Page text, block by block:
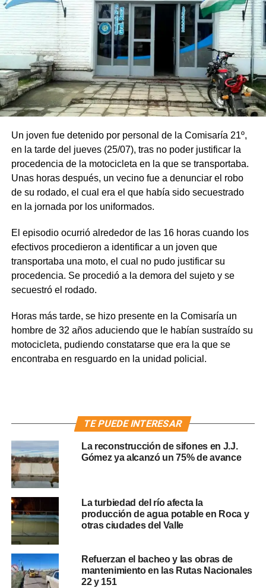
Un joven fue detenido por personal de la Comisaría 21º,
en la tarde del jueves (25/07), tras no poder justificar la
procedencia de la motocicleta en la que se transportaba.
Unas horas después, un vecino fue a denunciar el robo
de su rodado, el cual era el que había sido secuestrado
en la jornada por los uniformados.
El episodio ocurrió alrededor de las 16 horas cuando los
efectivos procedieron a identificar a un joven que
transportaba una moto, el cual no pudo justificar su
procedencia. Se procedió a la demora del sujeto y se
secuestró el rodado.
Horas más tarde, se hizo presente en la Comisaría un
hombre de 32 años aduciendo que le habían sustraído su
motocicleta, pudiendo constatarse que era la que se
encontraba en resguardo en la unidad policial.
TE PUEDE INTERESAR
La reconstrucción de sifones en J.J.
Gómez ya alcanzó un 75% de avance
La turbiedad del río afecta la
producción de agua potable en Roca y
otras ciudades del Valle
Refuerzan el bacheo y las obras de
mantenimiento en las Rutas Nacionales
22 y 151